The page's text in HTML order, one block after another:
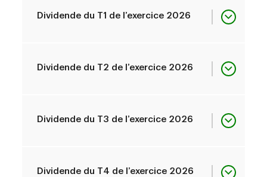
Dividende du T1 de l’exercice 2026
Date de déclaration décembre 04, 2025
Date ex-dividende janvier 09, 2026
Date d’inscription janvier 09, 2026
Dividende du T2 de l’exercice 2026
Date de déclaration février 26, 2026
Date ex-dividende avril 09, 2026
Dividende du T3 de l’exercice 2026
Date de déclaration mai 28, 2026
Dividende du T4 de l’exercice 2026